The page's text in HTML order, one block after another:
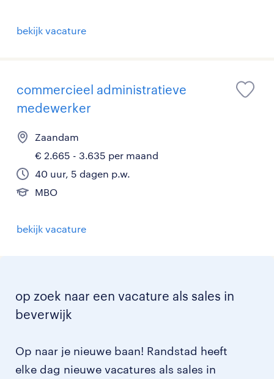
bekijk vacature
commercieel administratieve
medewerker
Zaandam
€ 2.665 - 3.635 per maand
40 uur, 5 dagen p.w.
MBO
bekijk vacature
op zoek naar een vacature als sales in
beverwijk
Op naar je nieuwe baan! Randstad heeft
elke dag nieuwe vacatures als sales in